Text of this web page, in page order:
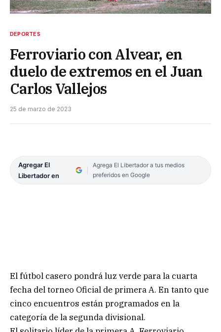
DEPORTES
Ferroviario con Alvear, en
duelo de extremos en el Juan
Carlos Vallejos
25 de marzo de 2023
Agregar El
Libertador en
Agrega El Libertador a tus medios
preferidos en Google
El fútbol casero pondrá luz verde para la cuarta
fecha del torneo Oficial de primera A. En tanto que
cinco encuentros están programados en la
categoría de la segunda divisional.